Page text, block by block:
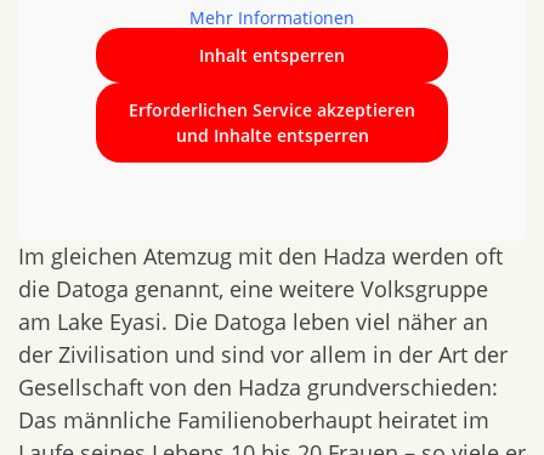
Mehr Informationen
Inhalt entsperren
Erforderlichen Service akzeptieren
und Inhalte entsperren
Im gleichen Atemzug mit den Hadza werden oft
die Datoga genannt, eine weitere Volksgruppe
am Lake Eyasi. Die Datoga leben viel näher an
der Zivilisation und sind vor allem in der Art der
Gesellschaft von den Hadza grundverschieden:
Das männliche Familienoberhaupt heiratet im